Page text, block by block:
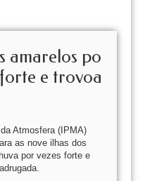
amarelos po
e trovoa
Atmosfera (IPMA)
as nove ilhas dos
por vezes forte e